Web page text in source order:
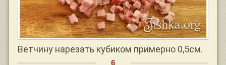
Ветчину нарезать кубиком примерно 0,5см.